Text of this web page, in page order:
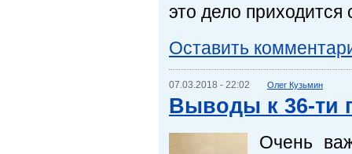
это дело приходится
Оставить
07.03.2018 - 22:02 Олег Кузьмин
Выводы к 36-ти
Очень